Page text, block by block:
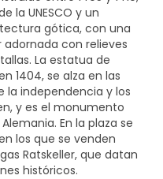
la UNESCO y un
gótica, con una
con relieves
La estatua de
1404, se alza en las
independencia y los
y es el monumento
En la plaza se
los que se venden
Ratskeller, que datan
históricos.